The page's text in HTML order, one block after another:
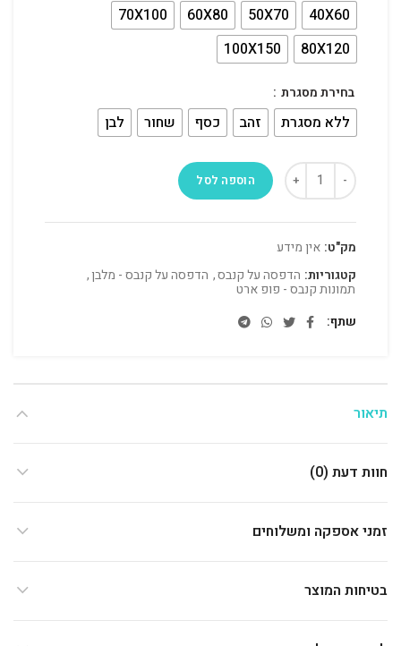
40X60
50X70
60X80
70X100
80X120
100X150
בחירת מסגרת
ללא מסגרת זהב כסף שחור לבן
הוספה לסל
מק"ט: אין מידע
קטגוריות: הדפסה על קנבס, הדפסה על קנבס - מלבן,
תמונות קנבס - פופ ארט
שתף
תיאור
חוות דעת (0)
זמני אספקה ומשלוחים
בטיחות המוצר